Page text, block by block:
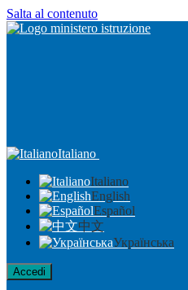
Salta al contenuto
Italiano
Italiano
English
Español
中文
Українська
Accedi